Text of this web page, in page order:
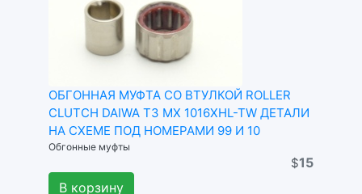
ОБГОННАЯ МУФТА СО ВТУЛКОЙ ROLLER
CLUTCH DAIWA T3 MX 1016XHL-TW ДЕТАЛИ
НА СХЕМЕ ПОД НОМЕРАМИ 99 И 10
Обгонные муфты
$15
В корзину